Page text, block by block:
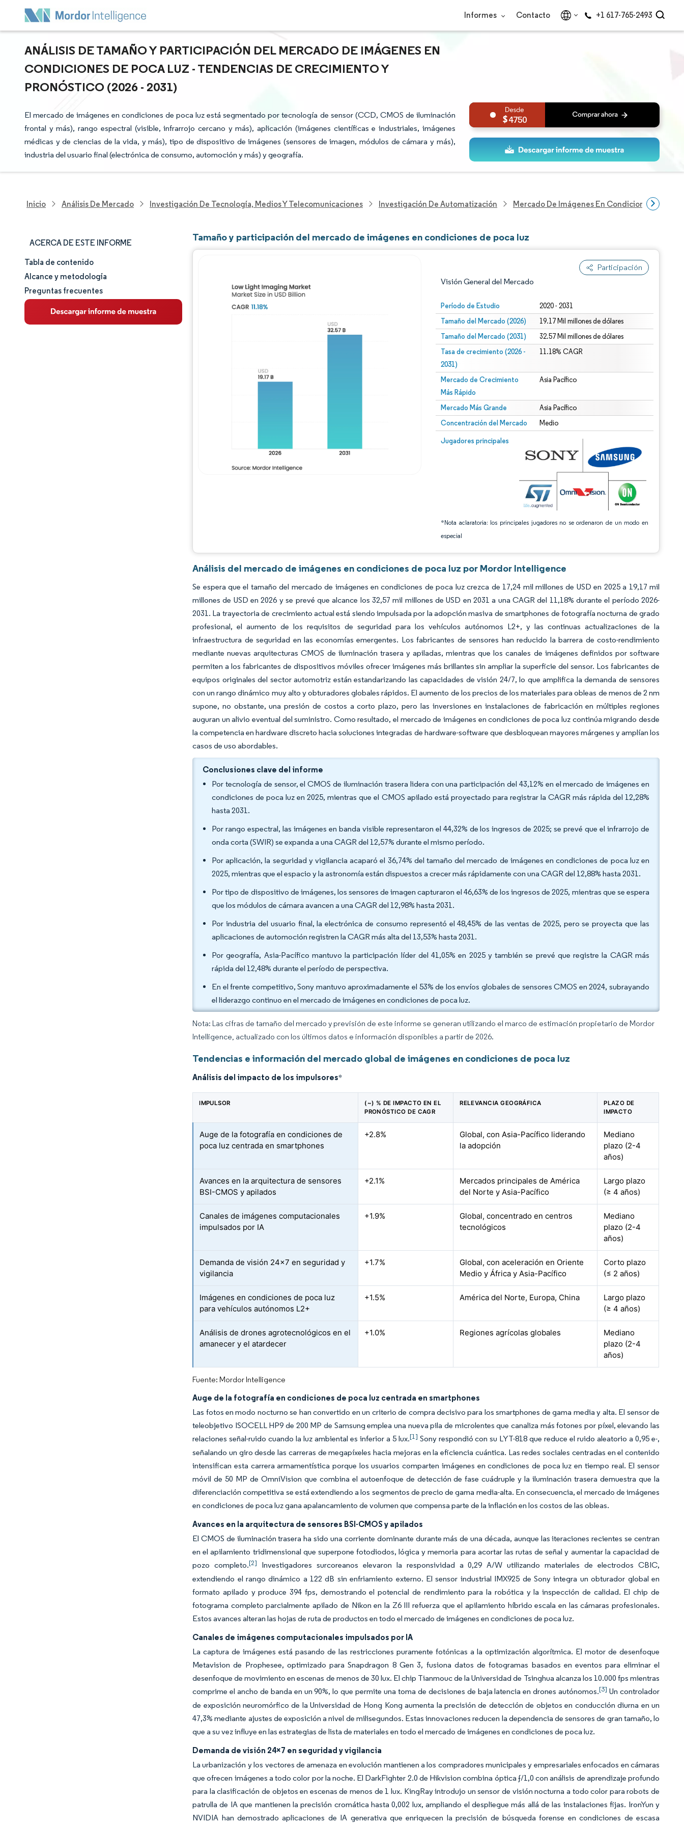
Informes Contacto +1 617-765-2493
ANÁLISIS DE TAMAÑO Y PARTICIPACIÓN DEL MERCADO DE IMÁGENES EN
CONDICIONES DE POCA LUZ - TENDENCIAS DE CRECIMIENTO Y
PRONÓSTICO (2026 - 2031)
El mercado de imágenes en condiciones de poca luz está segmentado por tecnología de sensor (CCD, CMOS de iluminación
frontal y más), rango espectral (visible, infrarrojo cercano y más), aplicación (imágenes científicas e industriales, imágenes
médicas y de ciencias de la vida, y más), tipo de dispositivo de imágenes (sensores de imagen, módulos de cámara y más),
industria del usuario final (electrónica de consumo, automoción y más) y geografía.
4750
Inicio Análisis De Mercado Investigación De Tecnología, Medios Y Telecomunicaciones Investigación De Automatización Mercado De Imágenes En Condiciones De Poca
ACERCA DE ESTE INFORME
Tamaño y cuota de mercado
Análisis de mercado
Tendencias e ideas
Tabla de contenido
Alcance y metodología
Preguntas frecuentes
Tamaño y participación del mercado de imágenes en condiciones de poca luz
Participación
Visión General del Mercado
Período de Estudio 2020 - 2031
Tamaño del Mercado (2026) 19.17 Mil millones de dólares
Tamaño del Mercado (2031) 32.57 Mil millones de dólares
Tasa de crecimiento (2026 -
2031)
11.18% CAGR
Mercado de Crecimiento
Más Rápido
Asia Pacífico
Mercado Más Grande Asia Pacífico
Concentración del Mercado Medio
Jugadores principales
*Nota aclaratoria: los principales jugadores no se ordenaron de un modo en
especial
Imagen © Mordor Intelligence. El uso requiere atribución según CC BY 4.0.
Imagen © Mordor Intelligence. El uso requiere atribución según CC BY 4.0.
Análisis del mercado de imágenes en condiciones de poca luz por Mordor Intelligence
Se espera que el tamaño del mercado de imágenes en condiciones de poca luz crezca de 17,24 mil millones de USD en 2025 a 19,17 mil
millones de USD en 2026 y se prevé que alcance los 32,57 mil millones de USD en 2031 a una CAGR del 11,18% durante el período 2026-
2031. La trayectoria de crecimiento actual está siendo impulsada por la adopción masiva de smartphones de fotografía nocturna de grado
profesional, el aumento de los requisitos de seguridad para los vehículos autónomos L2+, y las continuas actualizaciones de la
infraestructura de seguridad en las economías emergentes. Los fabricantes de sensores han reducido la barrera de costo-rendimiento
mediante nuevas arquitecturas CMOS de iluminación trasera y apiladas, mientras que los canales de imágenes definidos por software
permiten a los fabricantes de dispositivos móviles ofrecer imágenes más brillantes sin ampliar la superficie del sensor. Los fabricantes de
equipos originales del sector automotriz están estandarizando las capacidades de visión 24/7, lo que amplifica la demanda de sensores
con un rango dinámico muy alto y obturadores globales rápidos. El aumento de los precios de los materiales para obleas de menos de 2 nm
supone, no obstante, una presión de costos a corto plazo, pero las inversiones en instalaciones de fabricación en múltiples regiones
auguran un alivio eventual del suministro. Como resultado, el mercado de imágenes en condiciones de poca luz continúa migrando desde
la competencia en hardware discreto hacia soluciones integradas de hardware-software que desbloquean mayores márgenes y amplían los
casos de uso abordables.
Conclusiones clave del informe
Por tecnología de sensor, el CMOS de iluminación trasera lidera con una participación del 43,12% en el mercado de imágenes en
condiciones de poca luz en 2025, mientras que el CMOS apilado está proyectado para registrar la CAGR más rápida del 12,28%
hasta 2031.
Por rango espectral, las imágenes en banda visible representaron el 44,32% de los ingresos de 2025; se prevé que el infrarrojo de
onda corta (SWIR) se expanda a una CAGR del 12,57% durante el mismo período.
Por aplicación, la seguridad y vigilancia acaparó el 36,74% del tamaño del mercado de imágenes en condiciones de poca luz en
2025, mientras que el espacio y la astronomía están dispuestos a crecer más rápidamente con una CAGR del 12,88% hasta 2031.
Por tipo de dispositivo de imágenes, los sensores de imagen capturaron el 46,63% de los ingresos de 2025, mientras que se espera
que los módulos de cámara avancen a una CAGR del 12,98% hasta 2031.
Por industria del usuario final, la electrónica de consumo representó el 48,45% de las ventas de 2025, pero se proyecta que las
aplicaciones de automoción registren la CAGR más alta del 13,53% hasta 2031.
Por geografía, Asia-Pacífico mantuvo la participación líder del 41,05% en 2025 y también se prevé que registre la CAGR más
rápida del 12,48% durante el período de perspectiva.
En el frente competitivo, Sony mantuvo aproximadamente el 53% de los envíos globales de sensores CMOS en 2024, subrayando
el liderazgo continuo en el mercado de imágenes en condiciones de poca luz.
Nota: Las cifras de tamaño del mercado y previsión de este informe se generan utilizando el marco de estimación propietario de Mordor
Intelligence, actualizado con los últimos datos e información disponibles a partir de 2026.
Tendencias e información del mercado global de imágenes en condiciones de poca luz
Análisis del impacto de los impulsores*
IMPULSOR
(~) % DE IMPACTO EN EL
PRONÓSTICO DE CAGR
RELEVANCIA GEOGRÁFICA
PLAZO DE
IMPACTO
Auge de la fotografía en condiciones de
poca luz centrada en smartphones
+2.8%
Global, con Asia-Pacífico liderando
la adopción
Mediano
plazo (2-4
años)
Avances en la arquitectura de sensores
BSI-CMOS y apilados
+2.1%
Mercados principales de América
del Norte y Asia-Pacífico
Largo plazo
(≥ 4 años)
Canales de imágenes computacionales
impulsados por IA
+1.9%
Global, concentrado en centros
tecnológicos
Mediano
plazo (2-4
años)
Demanda de visión 24×7 en seguridad y
vigilancia
+1.7%
Global, con aceleración en Oriente
Medio y África y Asia-Pacífico
Corto plazo
(≤ 2 años)
Imágenes en condiciones de poca luz
para vehículos autónomos L2+
+1.5% América del Norte, Europa, China
Largo plazo
(≥ 4 años)
Análisis de drones agrotecnológicos en el
amanecer y el atardecer
+1.0% Regiones agrícolas globales
Mediano
plazo (2-4
años)
Fuente: Mordor Intelligence
Auge de la fotografía en condiciones de poca luz centrada en smartphones
Las fotos en modo nocturno se han convertido en un criterio de compra decisivo para los smartphones de gama media y alta. El sensor de
teleobjetivo ISOCELL HP9 de 200 MP de Samsung emplea una nueva pila de microlentes que canaliza más fotones por píxel, elevando las
relaciones señal-ruido cuando la luz ambiental es inferior a 5 lux.[1] Sony respondió con su LYT-818 que reduce el ruido aleatorio a 0,95 e-,
señalando un giro desde las carreras de megapíxeles hacia mejoras en la eficiencia cuántica. Las redes sociales centradas en el contenido
intensifican esta carrera armamentística porque los usuarios comparten imágenes en condiciones de poca luz en tiempo real. El sensor
móvil de 50 MP de OmniVision que combina el autoenfoque de detección de fase cuádruple y la iluminación trasera demuestra que la
diferenciación competitiva se está extendiendo a los segmentos de precio de gama media-alta. En consecuencia, el mercado de imágenes
en condiciones de poca luz gana apalancamiento de volumen que compensa parte de la inflación en los costos de las obleas.
Avances en la arquitectura de sensores BSI-CMOS y apilados
El CMOS de iluminación trasera ha sido una corriente dominante durante más de una década, aunque las iteraciones recientes se centran
en el apilamiento tridimensional que superpone fotodiodos, lógica y memoria para acortar las rutas de señal y aumentar la capacidad de
pozo completo.[2]
Investigadores surcoreanos elevaron la responsividad a 0,29 A/W utilizando materiales de electrodos CBIC,
extendiendo el rango dinámico a 122 dB sin enfriamiento externo. El sensor industrial IMX925 de Sony integra un obturador global en
formato apilado y produce 394 fps, demostrando el potencial de rendimiento para la robótica y la inspección de calidad. El chip de
fotograma completo parcialmente apilado de Nikon en la Z6 III refuerza que el apilamiento híbrido escala en las cámaras profesionales.
Estos avances alteran las hojas de ruta de productos en todo el mercado de imágenes en condiciones de poca luz.
Canales de imágenes computacionales impulsados por IA
La captura de imágenes está pasando de las restricciones puramente fotónicas a la optimización algorítmica. El motor de desenfoque
Metavision de Prophesee, optimizado para Snapdragon 8 Gen 3, fusiona datos de fotogramas basados en eventos para eliminar el
desenfoque de movimiento en escenas de menos de 30 lux. El chip Tianmouc de la Universidad de Tsinghua alcanza los 10.000 fps mientras
comprime el ancho de banda en un 90%, lo que permite una toma de decisiones de baja latencia en drones autónomos.[3] Un controlador
de exposición neuromórfico de la Universidad de Hong Kong aumenta la precisión de detección de objetos en conducción diurna en un
47,3% mediante ajustes de exposición a nivel de milisegundos. Estas innovaciones reducen la dependencia de sensores de gran tamaño, lo
que a su vez influye en las estrategias de lista de materiales en todo el mercado de imágenes en condiciones de poca luz.
Demanda de visión 24×7 en seguridad y vigilancia
La urbanización y los vectores de amenaza en evolución mantienen a los compradores municipales y empresariales enfocados en cámaras
que ofrecen imágenes a todo color por la noche. El DarkFighter 2.0 de Hikvision combina óptica ƒ/1,0 con análisis de aprendizaje profundo
para la clasificación de objetos en escenas de menos de 1 lux. KingRay introdujo un sensor de visión nocturna a todo color para robots de
patrulla de IA que mantienen la precisión cromática hasta 0,002 lux, ampliando el despliegue más allá de las instalaciones fijas. IronYun y
NVIDIA han demostrado aplicaciones de IA generativa que enriquecen la precisión de búsqueda forense en condiciones de escasa